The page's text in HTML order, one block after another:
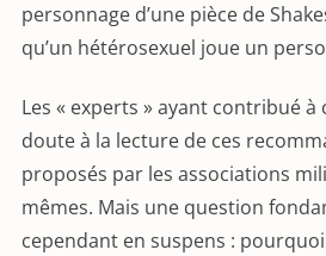
personnage d’une pièce de
qu’un hétérosexuel joue un
Les « experts » ayant contribué à
doute à la lecture de ces
proposés par les associations
mêmes. Mais une question
cependant en suspens :